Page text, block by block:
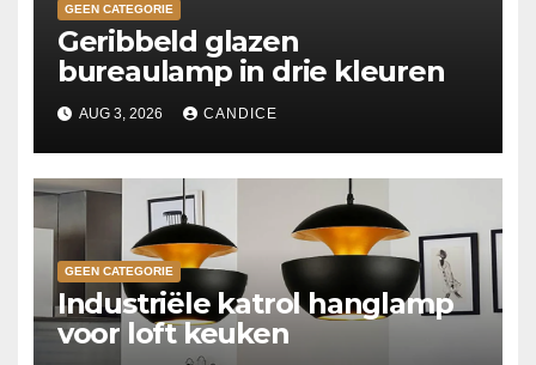
GEEN CATEGORIE
Geribbeld glazen
bureaulamp in drie kleuren
AUG 3, 2026 CANDICE
GEEN CATEGORIE
Industriële katrol hanglamp
voor loft keuken